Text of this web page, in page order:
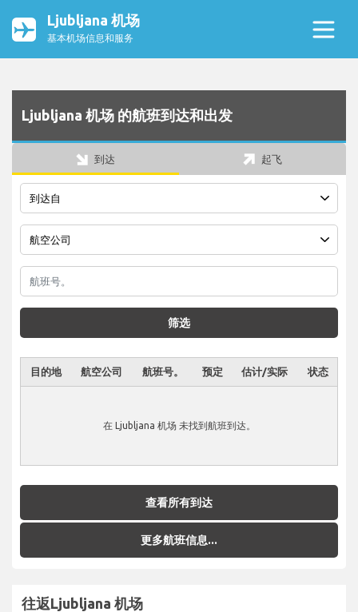
Ljubljana 机场
基本机场信息和服务
Ljubljana 机场 的航班到达和出发
到达 起飞
筛选
目的地 航空公司 航班号。 预定 估计/实际 状态
在 Ljubljana 机场 未找到航班到达。
查看所有到达
更多航班信息...
往返Ljubljana 机场